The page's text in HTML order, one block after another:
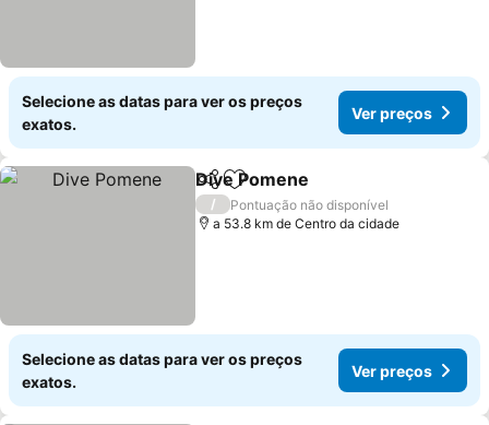
Selecione as datas para ver os preços
exatos.
Ver preços
PartilharAdicionar aos favoritos
Dive Pomene
/
Pontuação não disponível
a 53.8 km de Centro da cidade
Selecione as datas para ver os preços
exatos.
Ver preços